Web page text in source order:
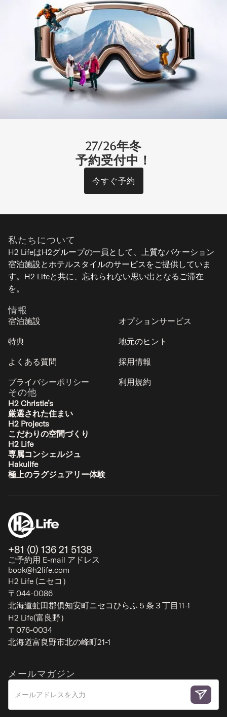
感じる体験にな
ってしまいまし
た。しかし、マ
ネージャー
（Jason）に懸
念を伝えたとこ
ろ、非常に理解
を示してくれ、
ラフのメインタ
レンタカーを借
りることに抵抗
がない方、また
で満足できる方
りょううん
ヒラフ（サンモリッツ） - ニセコ
4 3 1
ラグジュアリー
曽我 / アンヌプリ
10 4 4 2
ラグジュアリー
シルバードリーム
ヒラフ（サンモリッツ） - ニセコ
12 5 4.5
ラグジュアリー
ヤナギハウス
ヒラフ（羊蹄ビレッジ） - ニセコ
ラグジュアリー
27/26年冬
予約受付中！
今すぐ予約
私たちについて
H2 LifeはH2グループの一員として、上質なバケーション
宿泊施設とホテルスタイルのサービスをご提供していま
す。H2 Lifeと共に、忘れられない思い出となるご滞在
を。
情報
宿泊施設
オプションサービス
特典
地元のヒント
よくある質問
採用情報
プライバシーポリシー
利用規約
その他
H2 Christie’s
厳選された住まい
H2 Projects
こだわりの空間づくり
H2 Life
専属コンシェルジュ
Hakulife
極上のラグジュアリー体験
+81 (0) 136 21 5138
ご予約用 E-mail アドレス
book@h2life.com
H2 Life (ニセコ）
〒044-0086
北海道虻田郡俱知安町ニセコひらふ５条３丁目11-1
H2 Life(富良野）
〒076-0034
北海道富良野市北の峰町21-1
メールマガジン